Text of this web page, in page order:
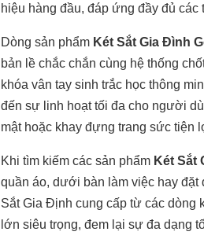
hiệu hàng đầu, đáp ứng đầy đủ
Dòng sản phẩm Két Sắt Gia Đình
bản lề chắc chắn cùng hệ thống
khóa vân tay sinh trắc học thông
đến sự linh hoạt tối đa cho người
mật hoặc khay đựng trang sức tiện
Khi tìm kiếm các sản phẩm Két Sắt
quần áo, dưới bàn làm việc hay
Sắt Gia Định cung cấp từ các dòng
lớn siêu trọng, đem lại sự đa dạng